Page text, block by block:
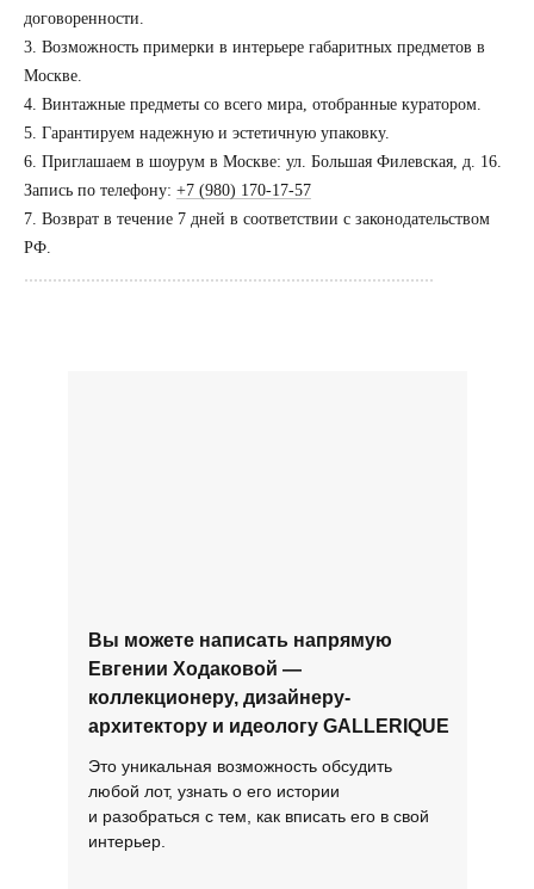
договоренности.
3. Возможность примерки в интерьере габаритных предметов в
Москве.
4. Винтажные предметы со всего мира, отобранные куратором.
5. Гарантируем надежную и эстетичную упаковку.
6. Приглашаем в шоурум в Москве: ул. Большая Филевская, д. 16.
Запись по телефону: +7 (980) 170-17-57
7. Возврат в течение 7 дней в соответствии с законодательством
РФ.
......................................................................................
Это уникальная возможность обсудить
любой лот, узнать о его истории
и разобраться с тем, как вписать его в свой
интерьер.
Вы можете написать напрямую
Евгении Ходаковой —
коллекционеру, дизайнеру-
архитектору и идеологу GALLERIQUE
Вы можете
Евгении
архитектору и
Посещение только
договоренности